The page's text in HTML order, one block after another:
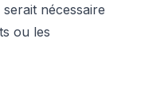
nécessaire
ou les